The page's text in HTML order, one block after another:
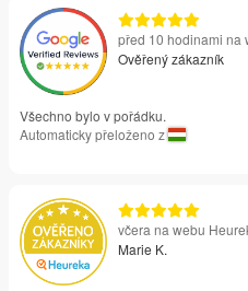
před 10 hodinami na
Ověřený zákazník
Všechno bylo v pořádku.
Automaticky přeloženo z
včera na webu
Marie K.